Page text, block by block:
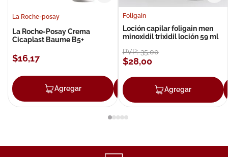
La Roche-posay
La Roche-Posay Crema
Cicaplast Baume B5+
$16,17
Agregar Agregar
Foligain
Loción capilar foligain men
minoxidil trixidil loción 59 ml
PVP:35,00
$28,00
Agregar